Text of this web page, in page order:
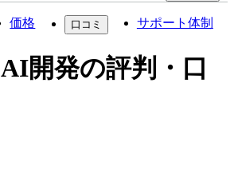
価格 口コミ サポート体制
開発の評判・口